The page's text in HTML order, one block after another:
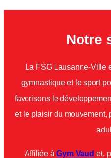
Notre
La FSG Lausanne-Ville
gymnastique et le sport
favorisons le
et le plaisir du mouvement,
Affiliée à Gym Vaud et,